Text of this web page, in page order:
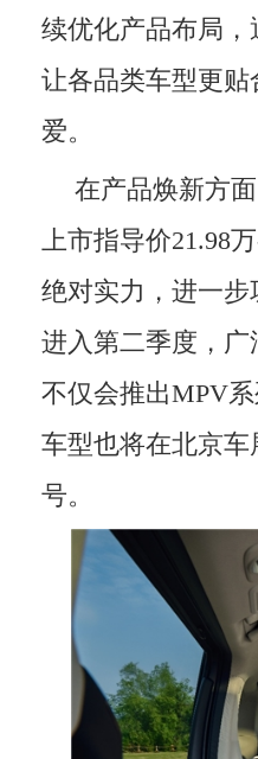
续优化产品布局
让各品类车型更
爱。
在产品焕新方
上市指导价21.98
绝对实力，进一
进入第二季度，
不仅会推出MPV
车型也将在北京
号。